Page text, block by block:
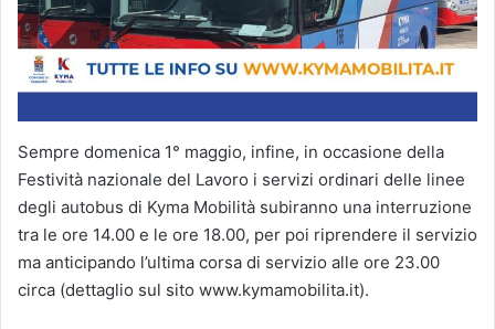
Sempre domenica 1° maggio, infine, in occasione della
Festività nazionale del Lavoro i servizi ordinari delle linee
degli autobus di Kyma Mobilità subiranno una interruzione
tra le ore 14.00 e le ore 18.00, per poi riprendere il servizio
ma anticipando l’ultima corsa di servizio alle ore 23.00
circa (dettaglio sul sito www.kymamobilita.it).